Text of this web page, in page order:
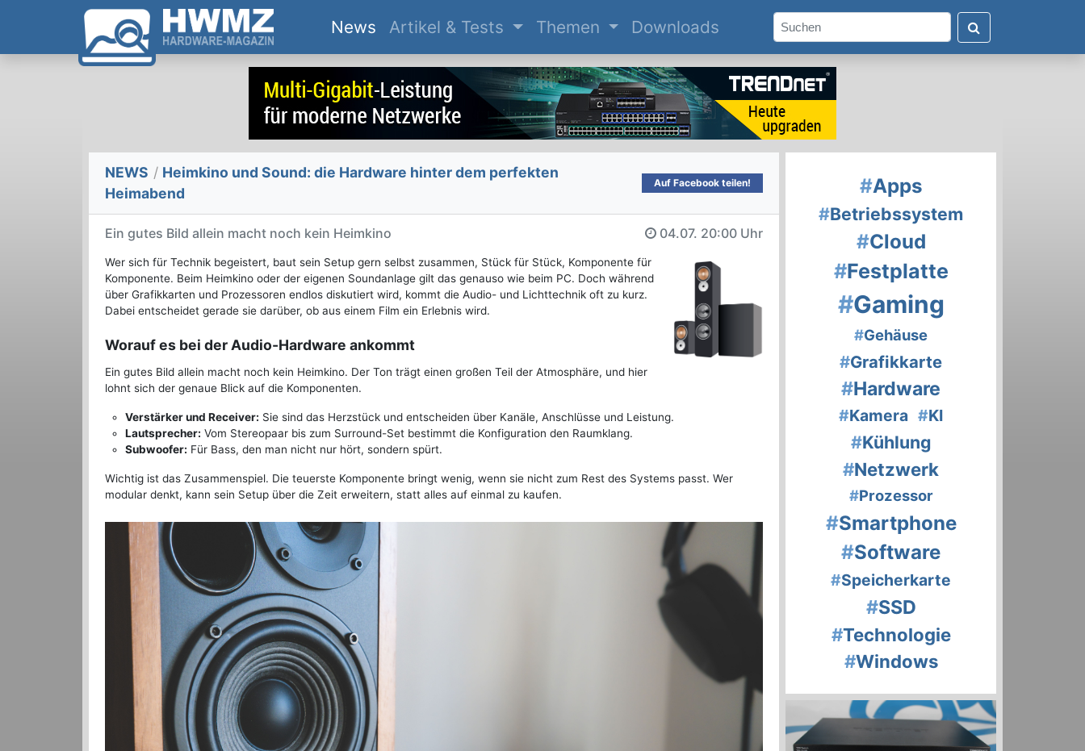
News(current)
Artikel & Tests Themen Downloads
NEWS / Heimkino und Sound: die Hardware hinter dem perfekten
Heimabend
Auf Facebook teilen!
Ein gutes Bild allein macht noch kein Heimkino 04.07. 20:00 Uhr
Wer sich für Technik begeistert, baut sein Setup gern selbst zusammen, Stück für Stück, Komponente für
Komponente. Beim Heimkino oder der eigenen Soundanlage gilt das genauso wie beim PC. Doch während
über Grafikkarten und Prozessoren endlos diskutiert wird, kommt die Audio- und Lichttechnik oft zu kurz.
Dabei entscheidet gerade sie darüber, ob aus einem Film ein Erlebnis wird.
Worauf es bei der Audio-Hardware ankommt
Ein gutes Bild allein macht noch kein Heimkino. Der Ton trägt einen großen Teil der Atmosphäre, und hier
lohnt sich der genaue Blick auf die Komponenten.
Verstärker und Receiver: Sie sind das Herzstück und entscheiden über Kanäle, Anschlüsse und Leistung.
Lautsprecher: Vom Stereopaar bis zum Surround-Set bestimmt die Konfiguration den Raumklang.
Subwoofer: Für Bass, den man nicht nur hört, sondern spürt.
Wichtig ist das Zusammenspiel. Die teuerste Komponente bringt wenig, wenn sie nicht zum Rest des Systems passt. Wer
modular denkt, kann sein Setup über die Zeit erweitern, statt alles auf einmal zu kaufen.
#Apps
#Betriebssystem
#Cloud
#Festplatte
#Gaming
#Gehäuse
#Grafikkarte
#Hardware
#Kamera #KI
#Kühlung
#Netzwerk
#Prozessor
#Smartphone
#Software
#Speicherkarte
#SSD
#Technologie
#Windows